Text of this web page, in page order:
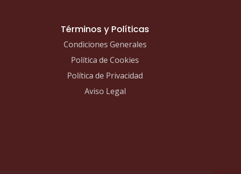
Términos y Políticas
Condiciones Generales
Política de Cookies
Política de Privacidad
Aviso Legal